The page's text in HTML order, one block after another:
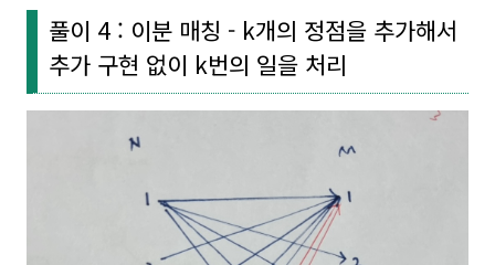
                sum++;
                v =
new boolean[m+1 ];
            }
        }
// [B]
while (true) {
for
; i <= n && sum < m && k
                    k--;
                    v =
new boolean
                }
풀이 4 : 이분 매칭 - k개의 정점을 추가해서
추가 구현 없이 k번의 일을 처리